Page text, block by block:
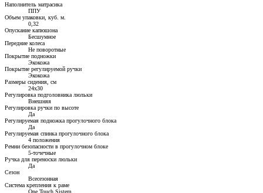
Наполнитель матрасика
ППУ
Объем упаковки, куб. м.
0,32
Опускание капюшона
Бесшумное
Передние колеса
Не поворотные
Покрытие подножки
Экокожа
Покрытие регулируемой ручки
Экокожа
Размеры сидения, см
24x30
Регулировка подголовника люльки
Внешняя
Регулировка ручки по высоте
Да
Регулируемая подножка прогулочного блока
Да
Регулируемая спинка прогулочного блока
4 положения
Ремни безопасности в прогулочном блоке
5-точечные
Ручка для переноски люльки
Да
Сезон
Всесезонная
Система крепления к раме
One Touch Sistem